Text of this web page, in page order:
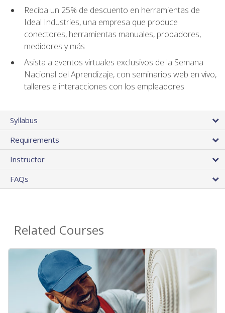
Reciba un 25% de descuento en herramientas de
Ideal Industries, una empresa que produce
conectores, herramientas manuales, probadores,
medidores y más
Asista a eventos virtuales exclusivos de la Semana
Nacional del Aprendizaje, con seminarios web en vivo,
talleres e interacciones con los empleadores
Syllabus
Requirements
Instructor
FAQs
Related Courses